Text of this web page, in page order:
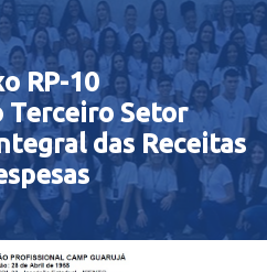
RP-10
Terceiro Setor
das Receitas